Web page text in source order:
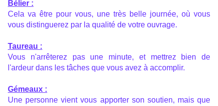
Bélier :
Cela va être pour vous, une très belle journée, où vous
vous distinguerez par la qualité de votre ouvrage.
Taureau :
Vous n'arrêterez pas une minute, et mettrez bien de
l'ardeur dans les tâches que vous avez à accomplir.
Gémeaux :
Une personne vient vous apporter son soutien, mais que